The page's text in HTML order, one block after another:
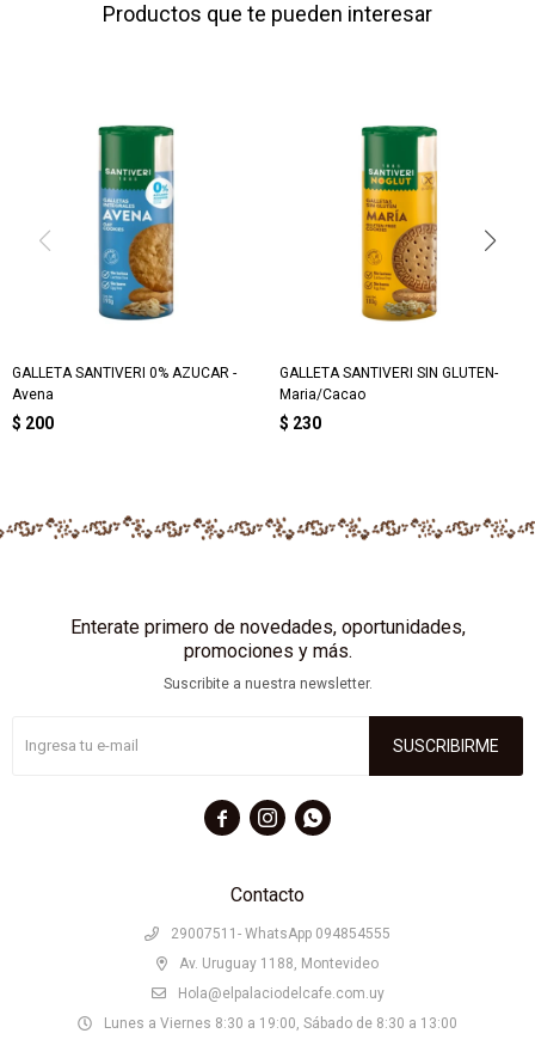
Productos que te pueden interesar
GALLETA SANTIVERI 0% AZUCAR -
Avena
$ 200
GALLETA SANTIVERI SIN GLUTEN-
Maria/Cacao
$ 230
Contacto
29007511- WhatsApp 094854555
Av. Uruguay 1188, Montevideo
Hola@elpalaciodelcafe.com.uy
Lunes a Viernes 8:30 a 19:00, Sábado de 8:30 a 13:00
Enterate primero de novedades, oportunidades,
promociones y más.
Suscribite a nuestra newsletter.
SUSCRIBIRME
  